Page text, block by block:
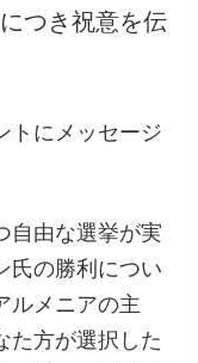
つき祝意を伝
トにメッセージ
自由な選挙が実
氏の勝利につい
ルメニアの主
た方が選択した